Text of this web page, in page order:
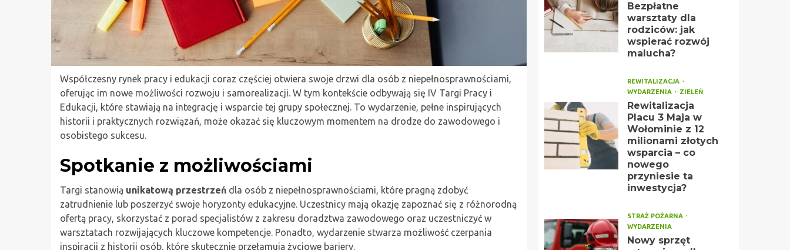
Współczesny rynek pracy i edukacji coraz częściej otwiera swoje drzwi dla osób z niepełnosprawnościami,
oferując im nowe możliwości rozwoju i samorealizacji. W tym kontekście odbywają się IV Targi Pracy i
Edukacji, które stawiają na integrację i wsparcie tej grupy społecznej. To wydarzenie, pełne inspirujących
historii i praktycznych rozwiązań, może okazać się kluczowym momentem na drodze do zawodowego i
osobistego sukcesu.
Spotkanie z możliwościami
Targi stanowią unikatową przestrzeń dla osób z niepełnosprawnościami, które pragną zdobyć
zatrudnienie lub poszerzyć swoje horyzonty edukacyjne. Uczestnicy mają okazję zapoznać się z różnorodną
ofertą pracy, skorzystać z porad specjalistów z zakresu doradztwa zawodowego oraz uczestniczyć w
warsztatach rozwijających kluczowe kompetencje. Ponadto, wydarzenie stwarza możliwość czerpania
inspiracji z historii osób, które skutecznie przełamują życiowe bariery.
Bezpłatne
warsztaty dla
rodziców: jak
wspierać rozwój
malucha?
REWITALIZACJA
WYDARZENIA
ZIELEŃ
Rewitalizacja
Placu 3 Maja w
Wołominie z 12
milionami złotych
wsparcia – co
nowego
przyniesie ta
inwestycja?
STRAŻ POŻARNA
WYDARZENIA
Nowy sprzęt